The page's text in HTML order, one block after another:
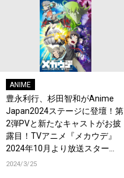
ANIME
豊永利行、杉田智和がAnime
Japan2024ステージに登壇！第
2弾PVと新たなキャストがお披
露目！TVアニメ『メカウデ』
2024年10月より放送スター
ト！
2024/3/25